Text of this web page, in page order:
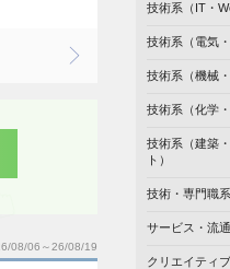
08/06～26/08/19
技術系（IT・
技術系（電気
技術系（機械
技術系（化学
技術系（建築
ト）
技術・専門職
サービス・流
クリエイティ